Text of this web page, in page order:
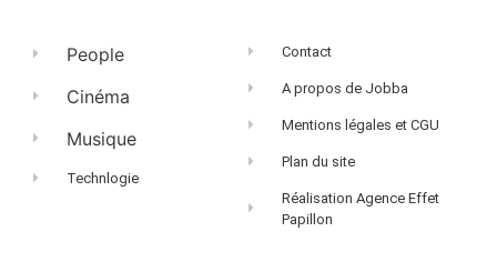
People
Cinéma
Musique
Technlogie
Contact
A propos de Jobba
Mentions légales et CGU
Plan du site
Réalisation Agence Effet
Papillon